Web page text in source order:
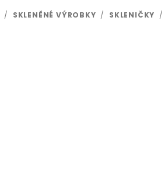
/ SKLENĚNÉ VÝROBKY / SKLENIČKY /